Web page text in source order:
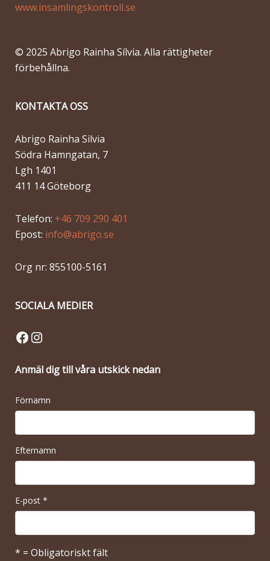
www.insamlingskontroll.se
© 2025 Abrigo Rainha Sílvia. Alla rättigheter
förbehållna.
KONTAKTA OSS
Abrigo Rainha Silvia
Södra Hamngatan, 7
Lgh 1401
411 14 Göteborg
Telefon: +46 709 290 401
Epost: info@abrigo.se
Org nr: 855100-5161
SOCIALA MEDIER
Facebook
Instagram
Anmäl dig till våra utskick nedan
Förnamn
Efternamn
E-post *
* = Obligatoriskt fält